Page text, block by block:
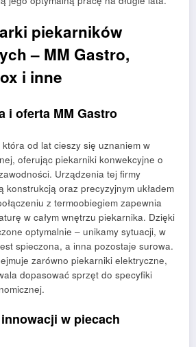
piekarników
– MM Gastro,
i inne
i oferta MM Gastro
od lat cieszy się uznaniem w
oferując piekarniki konwekcyjne o
Urządzenia tej firmy
konstrukcją oraz precyzyjnym układem
z termoobiegiem zapewnia
w całym wnętrzu piekarnika. Dzięki
optymalnie – unikamy sytuacji, w
spieczona, a inna pozostaje surowa.
zarówno piekarniki elektryczne,
dopasować sprzęt do specyfiki
w piecach